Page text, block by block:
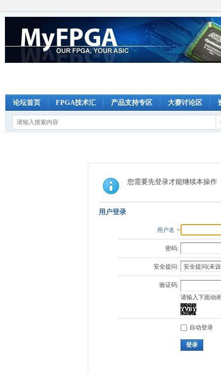
论坛首页 FPGA技术汇 产品支持专区 大赛讨论区
您需要先登录才能继续本操作
用户登录
用户名
密码:
安全提问:
验证码:
请输入下面动
自动登录
登录